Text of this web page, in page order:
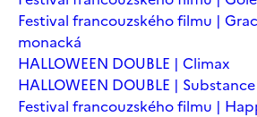
Festival francouzského filmu |
monacká
HALLOWEEN DOUBLE | Climax
HALLOWEEN DOUBLE | Substance
Festival francouzského filmu |